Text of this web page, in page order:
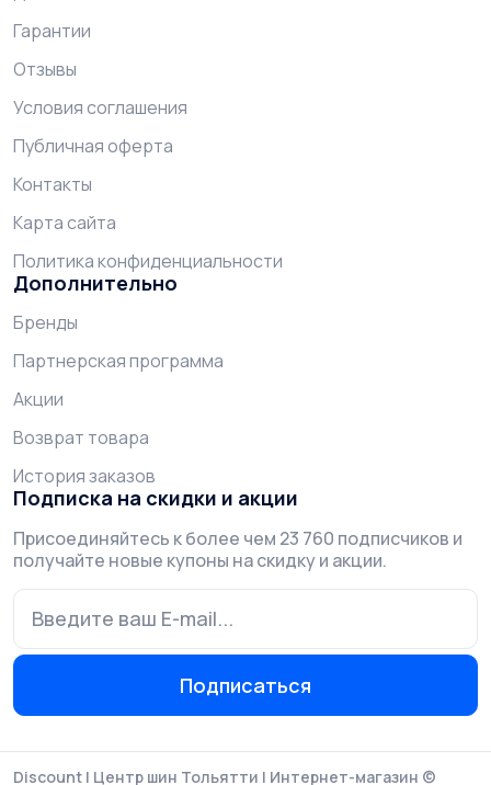
Гарантии
Отзывы
Условия соглашения
Публичная оферта
Контакты
Карта сайта
Политика конфиденциальности
Дополнительно
Бренды
Партнерская программа
Акции
Возврат товара
История заказов
Подписка на скидки и акции
Присоединяйтесь к более чем 23 760 подписчиков и
получайте новые купоны на скидку и акции.
Подписаться
Discount | Центр шин Тольятти | Интернет-магазин ©